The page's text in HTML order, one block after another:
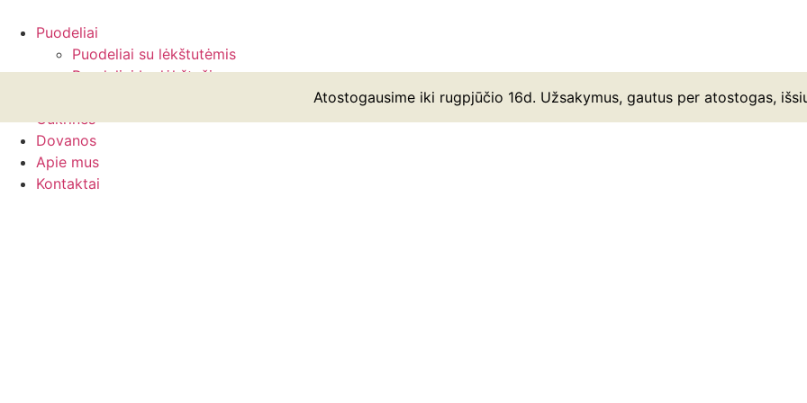
prie
Atostogausime iki rugpjūčio 16d. Užsakymus, gautus per atostogas,
Puodeliai
Puodeliai su lėkštutėmis
Puodeliai be lėkštučių
Cukrinės
Dovanos
Apie mus
Kontaktai